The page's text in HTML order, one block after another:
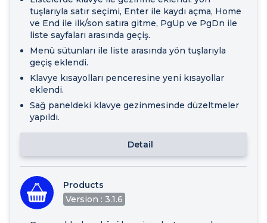
tuşlarıyla satır seçimi, Enter ile kaydı açma, Home
ve End ile ilk/son satıra gitme, PgUp ve PgDn ile
liste sayfaları arasında geçiş.
Menü sütunları ile liste arasında yön tuşlarıyla
geçiş eklendi.
Klavye kısayolları penceresine yeni kısayollar
eklendi.
Sağ paneldeki klavye gezinmesinde düzeltmeler
yapıldı.
Detail
Products
Version : 3.1.6